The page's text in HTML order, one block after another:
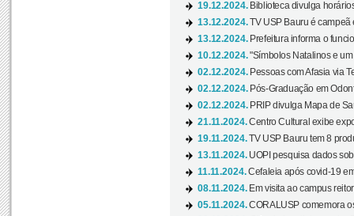
19.12.2024. Biblioteca divulga
13.12.2024.TV USP Bauru é campeã
13.12.2024. Prefeitura informa o
10.12.2024."Símbolos Natalinos e
02.12.2024. Pessoas com Afasia via
02.12.2024. Pós-Graduação em
02.12.2024. PRIP divulga Mapa de
21.11.2024.Centro Cultural exibe
19.11.2024.TV USP Bauru tem 8
13.11.2024. UOPI pesquisa dados
11.11.2024.Cefaleia após covid-19
08.11.2024. Em visita ao campus
05.11.2024.CORALUSP comemora